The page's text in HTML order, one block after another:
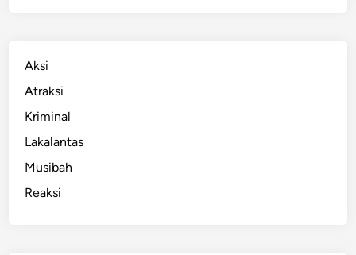
Aksi
Atraksi
Kriminal
Lakalantas
Musibah
Reaksi